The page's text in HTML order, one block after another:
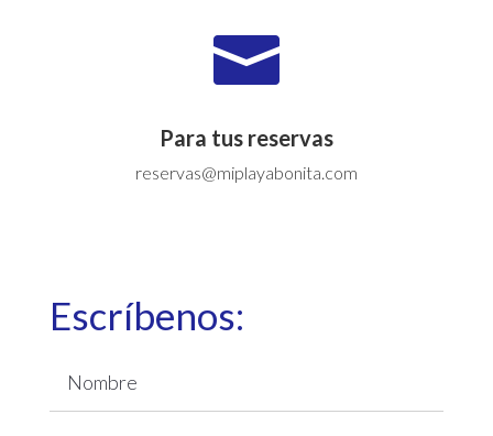

Para tus reservas
reservas@miplayabonita.com
Escríbenos: